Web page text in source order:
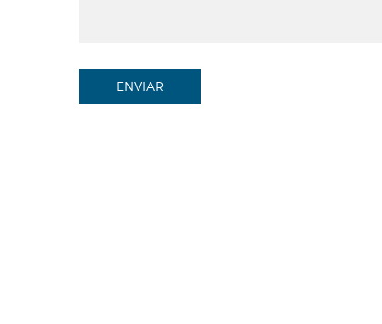
ENVIAR